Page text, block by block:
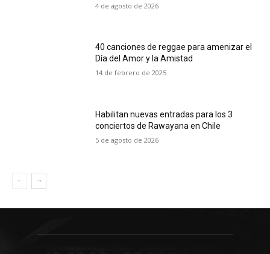
4 de agosto de 2026
40 canciones de reggae para amenizar el
Día del Amor y la Amistad
14 de febrero de 2025
Habilitan nuevas entradas para los 3
conciertos de Rawayana en Chile
5 de agosto de 2026